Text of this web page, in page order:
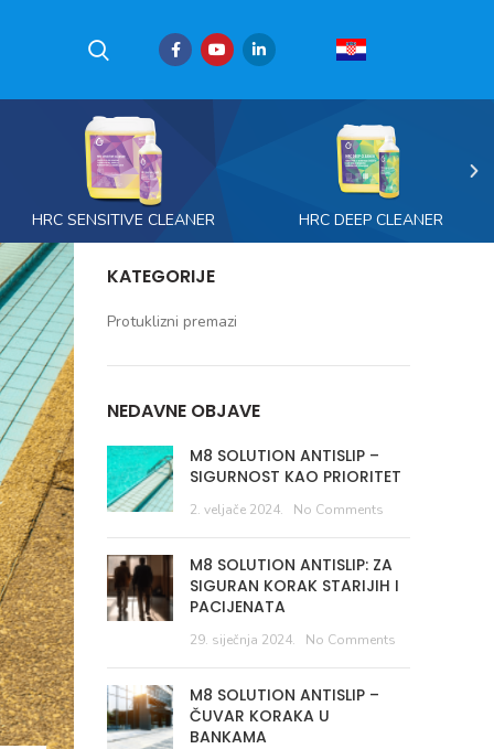
HRC SENSITIVE CLEANER HRC DEEP CLEANER
KATEGORIJE
Protuklizni premazi
NEDAVNE OBJAVE
M8 SOLUTION ANTISLIP –
SIGURNOST KAO PRIORITET
2. veljače 2024. No Comments
M8 SOLUTION ANTISLIP: ZA
SIGURAN KORAK STARIJIH I
PACIJENATA
29. siječnja 2024. No Comments
M8 SOLUTION ANTISLIP –
ČUVAR KORAKA U
BANKAMA